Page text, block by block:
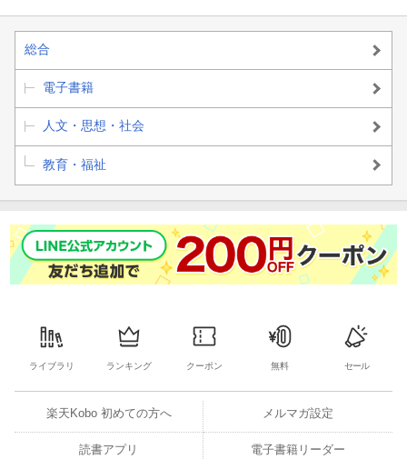
総合
電子書籍
人文・思想・社会
教育・福祉
ライブラリ ランキング クーポン 無料 セール
楽天Kobo 初めての方へ メルマガ設定
読書アプリ 電子書籍リーダー